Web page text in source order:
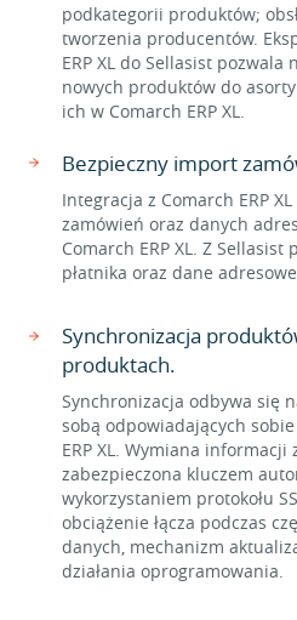
podkategorii produktów;
tworzenia producentów.
ERP XL do Sellasist
nowych produktów do
ich w Comarch ERP XL.
Bezpieczny import
Integracja z Comarch ERP
zamówień oraz danych
Comarch ERP XL. Z
płatnika oraz dane
Synchronizacja
produktach.
Synchronizacja odbywa się
sobą odpowiadających
ERP XL. Wymiana informacji
zabezpieczona kluczem
wykorzystaniem protokołu
obciążenie łącza podczas
danych, mechanizm
działania oprogramowania.